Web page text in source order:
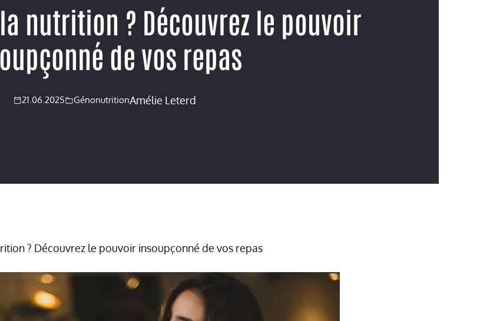
nutrition ? Découvrez le pouvoir
de vos repas
21.06.2025 GénonutritionAmélie Leterd
? Découvrez le pouvoir insoupçonné de vos repas